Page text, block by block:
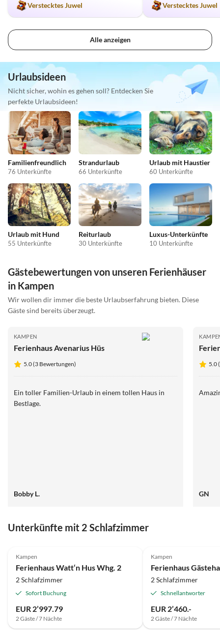
Verstecktes Juwel Verstecktes Juwel
Alle anzeigen
Urlaubsideen
Nicht sicher, wohin es gehen soll? Entdecken Sie
perfekte Urlaubsideen!
Familienfreundlich
76 Unterkünfte
Strandurlaub
66 Unterkünfte
Urlaub mit Haustier
60 Unterkünfte
Urlaub mit Hund
55 Unterkünfte
Reiturlaub
30 Unterkünfte
Luxus-Unterkünfte
10 Unterkünfte
Gästebewertungen von unseren Ferienhäuser
in Kampen
Wir wollen dir immer die beste Urlaubserfahrung bieten. Diese
Gäste sind bereits überzeugt.
KAMPEN
Ferienhaus Avenarius Hüs
5.0 (3 Bewertungen)
Ein toller Familien-Urlaub in einem tollen Haus in
Bestlage.
Bobby L.
5.0
GN
Unterkünfte mit 2 Schlafzimmer
Kampen
Ferienhaus Watt‘n Hus Whg. 2
2 Schlafzimmer
Sofort Buchung
EUR 2’997.79
2 Gäste / 7 Nächte
Kampen
2 Schlafzimmer
Schnellantworter
EUR 2’460.-
2 Gäste / 7 Nächte